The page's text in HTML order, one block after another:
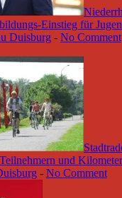
Einstieg für
Duisburg - No Comment
und
- No Comment